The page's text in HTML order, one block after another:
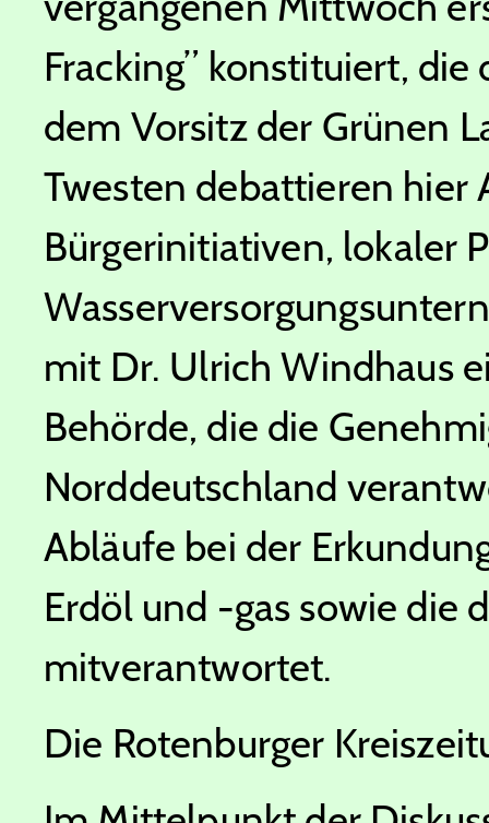
Fracking” konstituiert,
dem Vorsitz der Grünen
Twesten debattieren hier
Bürgerinitiativen, lokaler
mit Dr. Ulrich Windhaus
Behörde, die die
Norddeutschland
Abläufe bei der
Erdöl und -gas sowie die
mitverantwortet.
Die Rotenburger